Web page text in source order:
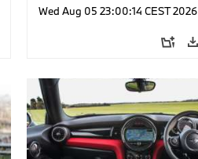
Wed Aug 05 23:00:14 CEST 2026